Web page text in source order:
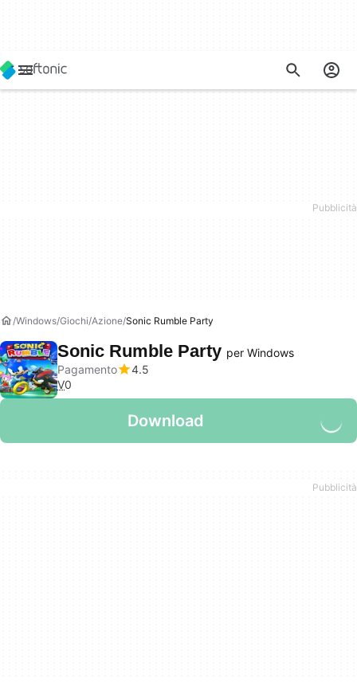
Windows Giochi Azione Sonic Rumble Party
Sonic Rumble Party per Windows
Pagamento
4.5
V0
Download